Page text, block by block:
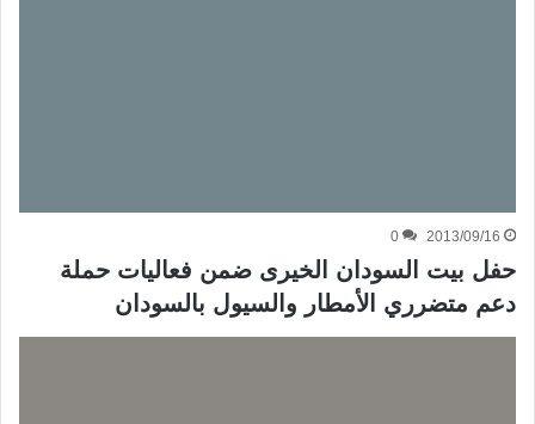
2013/09/16
0
حفل بيت السودان الخيرى ضمن فعاليات حملة
دعم متضرري الأمطار والسيول بالسودان